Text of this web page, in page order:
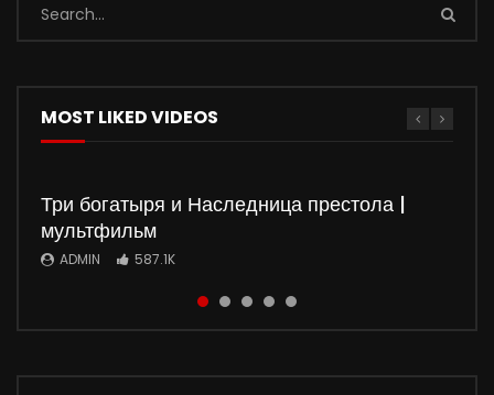
MOST LIKED VIDEOS
Три богатыря и Наследница престола |
мультфильм
ADMIN 587.1K